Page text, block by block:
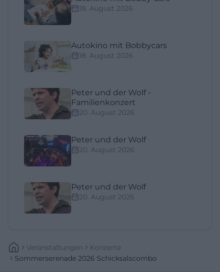
18. August 2026
Autokino mit Bobbycars
18. August 2026
Peter und der Wolf -
Familienkonzert
20. August 2026
Peter und der Wolf
20. August 2026
Peter und der Wolf
20. August 2026
Veranstaltungen
Konzerte
Sommerserenade 2026 Schicksalscombo